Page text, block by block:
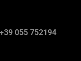
+39 055 752194